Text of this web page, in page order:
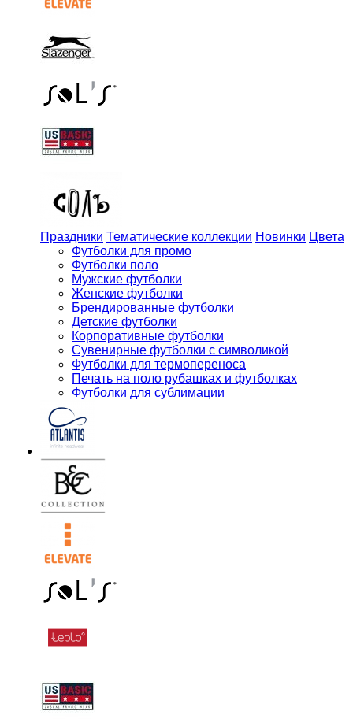
Праздники Тематические коллекции Новинки Цвета
Футболки для промо
Футболки поло
Мужские футболки
Женские футболки
Брендированные футболки
Детские футболки
Корпоративные футболки
Сувенирные футболки с символикой
Футболки для термопереноса
Печать на поло рубашках и футболках
Футболки для сублимации